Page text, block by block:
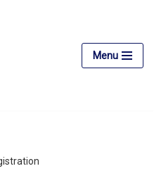
Menu